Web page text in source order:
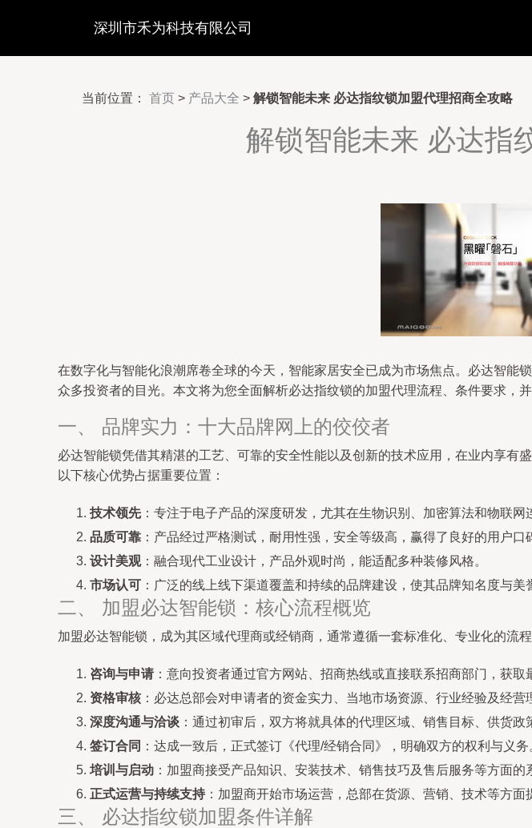
深圳市禾为科技有限公司
当前位置： 首页 > 产品大全 > 解锁智能未来 必达指纹锁加盟代理招商全攻略
解锁智能未来 必达指
在数字化与智能化浪潮席卷全球的今天，智能家居安全已成为市场焦点。必达智能
众多投资者的目光。本文将为您全面解析必达指纹锁的加盟代理流程、条件要求，
一、 品牌实力：十大品牌网上的佼佼者
必达智能锁凭借其精湛的工艺、可靠的安全性能以及创新的技术应用，在业内享有
以下核心优势占据重要位置：
技术领先：专注于电子产品的深度研发，尤其在生物识别、加密算法和物联网
品质可靠 ：产品经过严格测试，耐用性强，安全等级高，赢得了良好的用户口
设计美观：融合现代工业设计，产品外观时尚，能适配多种装修风格。
市场认可 ：广泛的线上线下渠道覆盖和持续的品牌建设，使其品牌知名度与美
二、 加盟必达智能锁：核心流程概览
加盟必达智能锁，成为其区域代理商或经销商，通常遵循一套标准化、专业化的流
咨询与申请 ：意向投资者通过官方网站、招商热线或直接联系招商部门，获
资格审核：必达总部会对申请者的资金实力、当地市场资源、行业经验及经营
深度沟通与洽谈 ：通过初审后，双方将就具体的代理区域、销售目标、供货政
签订合同 ：达成一致后，正式签订《代理/经销合同》，明确双方的权利与义务
培训与启动 ：加盟商接受产品知识、安装技术、销售技巧及售后服务等方面
正式运营与持续支持 ：加盟商开始市场运营，总部在货源、营销、技术等方
三、 必达指纹锁加盟条件详解